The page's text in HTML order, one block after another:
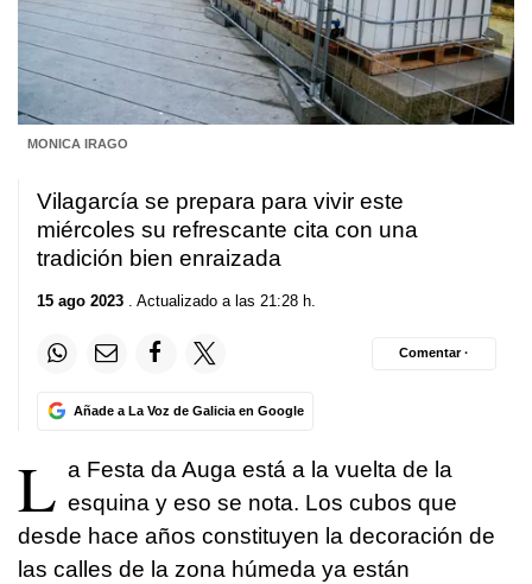
MONICA IRAGO
Vilagarcía se prepara para vivir este
miércoles su refrescante cita con una
tradición bien enraizada
15 ago 2023 . Actualizado a las 21:28 h.
Añade a La Voz de Galicia en Google
Comentar ·
L a Festa da Auga está a la vuelta de la
esquina y eso se nota. Los cubos que
desde hace años constituyen la decoración de
las calles de la zona húmeda ya están